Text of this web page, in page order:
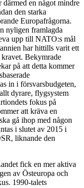
därmed en något mindre
den starka
Europafrågorna.
nyligen framlagda
upp till NATO:s mål
har hittills varit ett
Bekymrade
på att detta kommer
in i försvarsbudgeten,
dyrare, flygsystem
fokus på
att kräva en
gå ihop med någon
i slutet av 2015 i
liknande den
fick en mer aktiva
av Östeuropa och
1990-talets